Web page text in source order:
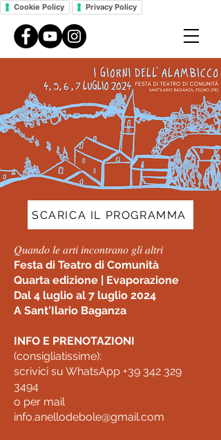
Cookie Policy Privacy Policy
SCARICA IL PROGRAMMA
𝑄𝑢𝑎𝑛𝑑𝑜 𝑙𝑒 𝑎𝑟𝑡𝑖 𝑖𝑛𝑐𝑜𝑛𝑡𝑟𝑎𝑛𝑜 𝑔𝑙𝑖 𝑎𝑙𝑡𝑟𝑖
Festa di Teatro di Comunità
Quarta edizione | Evaporazione
Dal 4 luglio al 7 luglio 2024
A Sant'Ilario Baganza
INFO E PRENOTAZIONI
(consigliatissime):
scrivici su WhatsApp +39 342 329
3494
o per mail
info.anellodebole@gmail.com